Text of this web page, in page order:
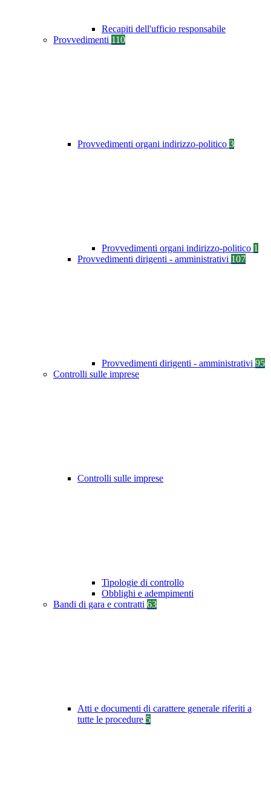
Recapiti dell'ufficio responsabile
Provvedimenti 110
Provvedimenti organi indirizzo-politico 3
Provvedimenti organi indirizzo-politico 1
Provvedimenti dirigenti - amministrativi 107
Provvedimenti dirigenti - amministrativi 95
Controlli sulle imprese
Controlli sulle imprese
Tipologie di controllo
Obblighi e adempimenti
Bandi di gara e contratti 63
Atti e documenti di carattere generale riferiti a
tutte le procedure 5